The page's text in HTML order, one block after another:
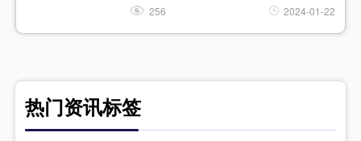
256 2024-01-22
热门资讯标签